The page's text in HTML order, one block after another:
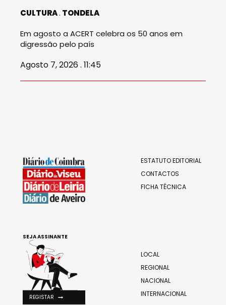
CULTURA TONDELA
Em agosto a ACERT celebra os 50 anos em
digressão pelo país
Agosto 7, 2026 . 11:45
ESTATUTO EDITORIAL
CONTACTOS
FICHA TÉCNICA
LOCAL
REGIONAL
NACIONAL
INTERNACIONAL
SEJA ASSINANTE
REGISTAR